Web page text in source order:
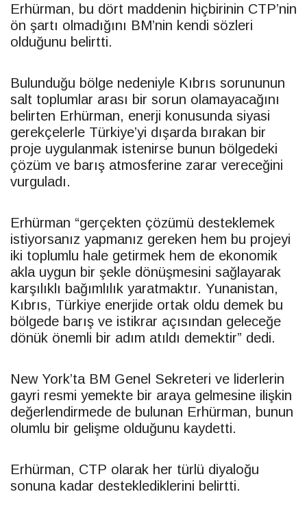
Erhürman, bu dört maddenin hiçbirinin CTP’nin
ön şartı olmadığını BM’nin kendi sözleri
olduğunu belirtti.
Bulunduğu bölge nedeniyle Kıbrıs sorununun
salt toplumlar arası bir sorun olamayacağını
belirten Erhürman, enerji konusunda siyasi
gerekçelerle Türkiye’yi dışarda bırakan bir
proje uygulanmak istenirse bunun bölgedeki
çözüm ve barış atmosferine zarar vereceğini
vurguladı.
Erhürman “gerçekten çözümü desteklemek
istiyorsanız yapmanız gereken hem bu projeyi
iki toplumlu hale getirmek hem de ekonomik
akla uygun bir şekle dönüşmesini sağlayarak
karşılıklı bağımlılık yaratmaktır. Yunanistan,
Kıbrıs, Türkiye enerjide ortak oldu demek bu
bölgede barış ve istikrar açısından geleceğe
dönük önemli bir adım atıldı demektir” dedi.
New York’ta BM Genel Sekreteri ve liderlerin
gayri resmi yemekte bir araya gelmesine ilişkin
değerlendirmede de bulunan Erhürman, bunun
olumlu bir gelişme olduğunu kaydetti.
Erhürman, CTP olarak her türlü diyaloğu
sonuna kadar desteklediklerini belirtti.